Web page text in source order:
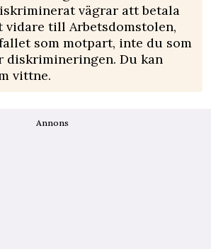
vägrar att betala
vidare till Arbetsdomstolen,
som motpart, inte du som
Du kan
vittne.
Annons